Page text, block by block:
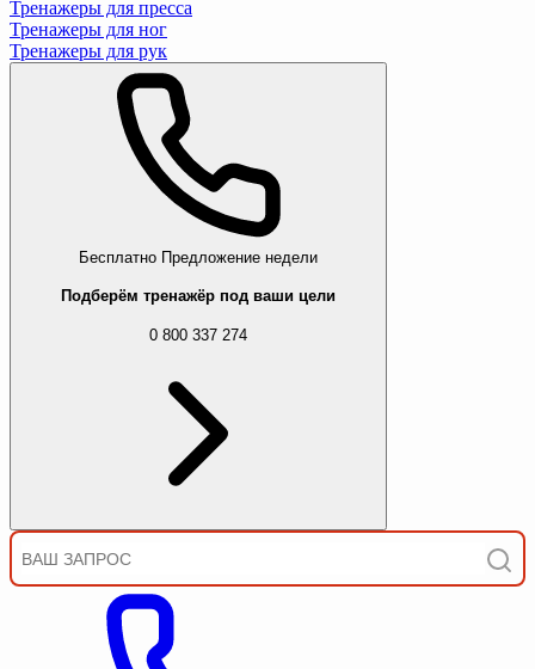
Тренажеры для пресса
Тренажеры для ног
Тренажеры для рук
Бесплатно Предложение недели
Подберём тренажёр под ваши цели
0 800 337 274